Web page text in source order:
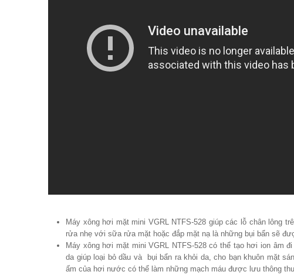
Máy xông hơi mặt mini VGRL NTFS-528 giúp các lỗ chân lông
rửa nhẹ với sữa rửa mặt hoặc đắp mặt nạ là những bụi bẩn sẽ
Máy xông hơi mặt mini VGRL NTFS-528 có thể tạo hơi ion âm
da giúp loại bỏ dầu và bụi bẩn ra khỏi da, cho bạn khuôn mặt
ấm của hơi nước có thể làm những mạch máu được lưu thông